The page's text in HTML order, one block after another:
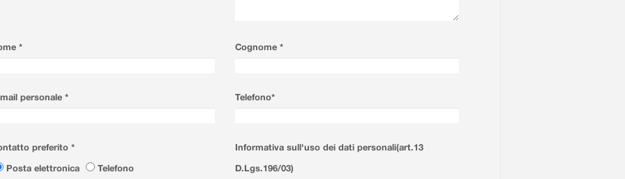
* Cognome *
personale * Telefono*
preferito *
Posta elettronica
Telefono
Informativa sull'uso dei dati personali(art.13
D.Lgs.196/03)